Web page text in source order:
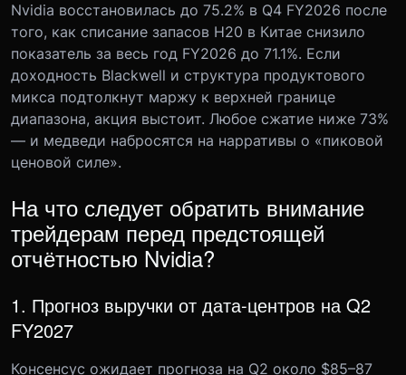
Nvidia восстановилась до 75.2% в Q4 FY2026 после
того, как списание запасов H20 в Китае снизило
показатель за весь год FY2026 до 71.1%. Если
доходность Blackwell и структура продуктового
микса подтолкнут маржу к верхней границе
диапазона, акция выстоит. Любое сжатие ниже 73%
— и медведи набросятся на нарративы о «пиковой
ценовой силе».
На что следует обратить внимание
трейдерам перед предстоящей
отчётностью Nvidia?
1. Прогноз выручки от дата-центров на Q2
FY2027
Консенсус ожидает прогноза на Q2 около $85–87